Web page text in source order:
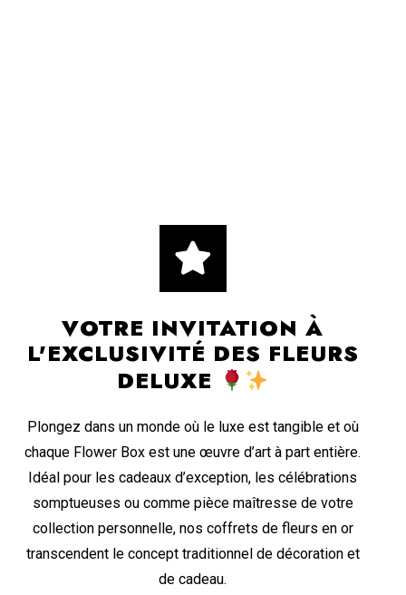
VOTRE INVITATION À
L'EXCLUSIVITÉ DES FLEURS
DELUXE
Plongez dans un monde où le luxe est tangible et où
chaque Flower Box est une œuvre d’art à part entière.
Idéal pour les cadeaux d’exception, les célébrations
somptueuses ou comme pièce maîtresse de votre
collection personnelle, nos coffrets de fleurs en or
transcendent le concept traditionnel de décoration et
de cadeau.